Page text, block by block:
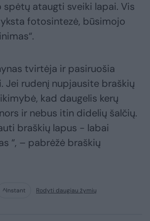
spėtų ataugti sveiki lapai. Vis
fotosintezė, būsimojo
tvirtėja ir pasiruošia
Jei rudenį nupjausite braškių
kad daugelis kerų
ir nebus itin didelių šalčių.
braškių lapus - labai
“, – pabrėžė braškių
^Instant Rodyti daugiau žymių